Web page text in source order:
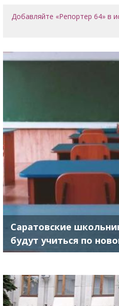
Добавляйте «Репортер 64» в
Саратовские
будут учиться по